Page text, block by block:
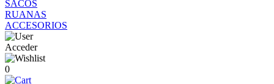
SACOS
RUANAS
ACCESORIOS
Acceder
0